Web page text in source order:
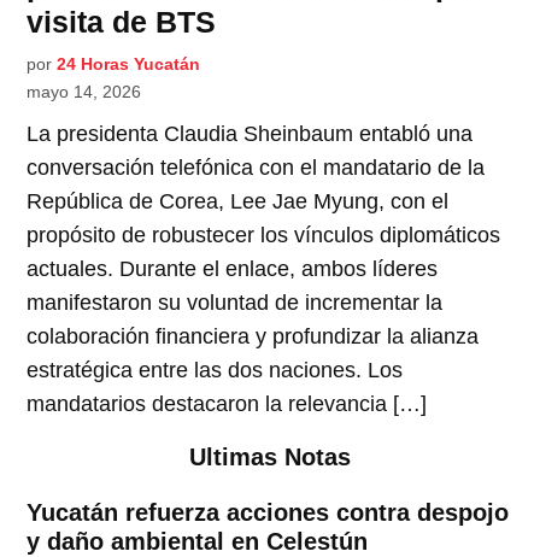
visita de BTS
por 24 Horas Yucatán
mayo 14, 2026
La presidenta Claudia Sheinbaum entabló una
conversación telefónica con el mandatario de la
República de Corea, Lee Jae Myung, con el
propósito de robustecer los vínculos diplomáticos
actuales. Durante el enlace, ambos líderes
manifestaron su voluntad de incrementar la
colaboración financiera y profundizar la alianza
estratégica entre las dos naciones. Los
mandatarios destacaron la relevancia […]
Ultimas Notas
Yucatán refuerza acciones contra despojo
y daño ambiental en Celestún